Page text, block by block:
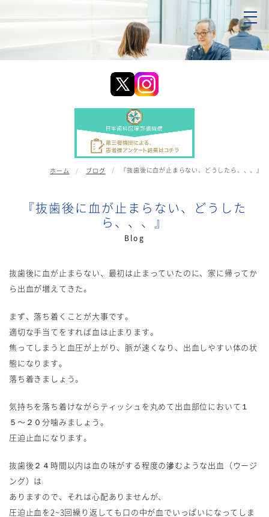
ホーム ブログ 『抜歯後に血が止まらない、どうしたら、、、』
『抜歯後に血が止まらない、どうした
ら、、、』
blog
抜歯後に血が止まらない、最初は止まっていたのに、家に帰ってか
ら出血が増えてきた。
まず、落ち着くことが大事です。
適切な手当てをすれば血は止まります。
焦ってしまうと血圧が上がり、脈が速くなり、出血しやすい体の状
態になります。
落ち着きましょう。
気持ちを落ち着けながらティッシュを丸めて出血部位において１
５〜２０分噛みましょう。
圧迫止血になります。
抜歯後２４時間以内は血の味がする程度の滲むような出血（ウージ
ング）は
ありますので、それは心配ありませんが、
圧迫止血を2~3回繰り返しても口の中が血でいっぱいになってしま